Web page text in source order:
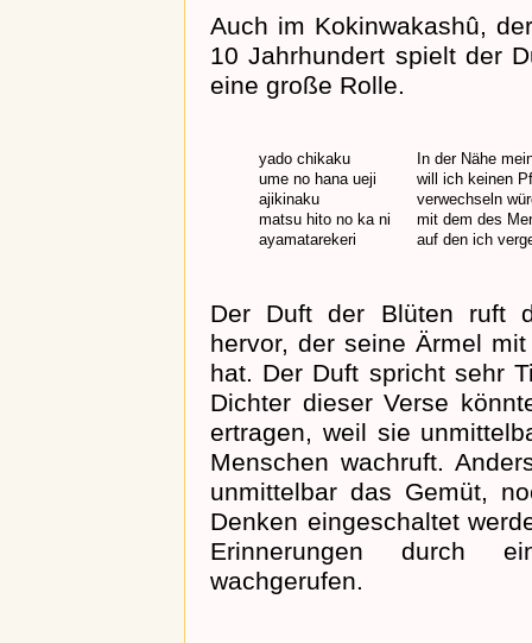
Auch im Kokinwakashû,
10 Jahrhundert spielt der
eine große Rolle.
yado chikaku
ume no hana ueji
ajikinaku
matsu hito no ka ni
ayamatarekeri
In der Nähe
will ich keinen
verwechseln
mit dem des
auf den ich
Der Duft der Blüten ruft
hervor, der seine Ärmel
hat. Der Duft spricht sehr
Dichter dieser Verse
ertragen, weil sie
Menschen wachruft.
unmittelbar das Gemüt,
Denken eingeschaltet
Erinnerungen durch
wachgerufen.